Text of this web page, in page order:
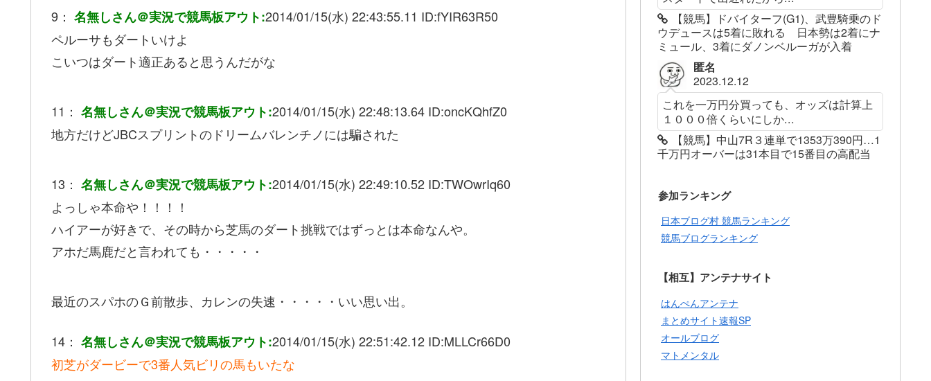
9： 名無しさん＠実況で競馬板アウト:2014/01/15(水) 22:43:55.11 ID:fYIR63R50
ペルーサもダートいけよ
こいつはダート適正あると思うんだがな
11： 名無しさん＠実況で競馬板アウト:2014/01/15(水) 22:48:13.64 ID:oncKQhfZ0
地方だけどJBCスプリントのドリームバレンチノには騙された
13： 名無しさん＠実況で競馬板アウト:2014/01/15(水) 22:49:10.52 ID:TWOwrIq60
よっしゃ本命や！！！！
ハイアーが好きで、その時から芝馬のダート挑戦ではずっとは本命なんや。
アホだ馬鹿だと言われても・・・・・
最近のスパホのＧ前散歩、カレンの失速・・・・・いい思い出。
14： 名無しさん＠実況で競馬板アウト:2014/01/15(水) 22:51:42.12 ID:MLLCr66D0
初芝がダービーで3番人気ビリの馬もいたな
【競馬】ドバイターフ(G1)、武豊騎乗のド
ウデュースは5着に敗れる 日本勢は2着にナ
ミュール、3着にダノンベルーガが入着
匿名
2023.12.12
これを一万円分買っても、オッズは計算上
１０００倍くらいにしか...
【競馬】中山7R３連単で1353万390円…1
千万円オーバーは31本目で15番目の高配当
参加ランキング
日本ブログ村 競馬ランキング
競馬ブログランキング
【相互】アンテナサイト
はんぺんアンテナ
まとめサイト速報SP
オールブログ
マトメンタル